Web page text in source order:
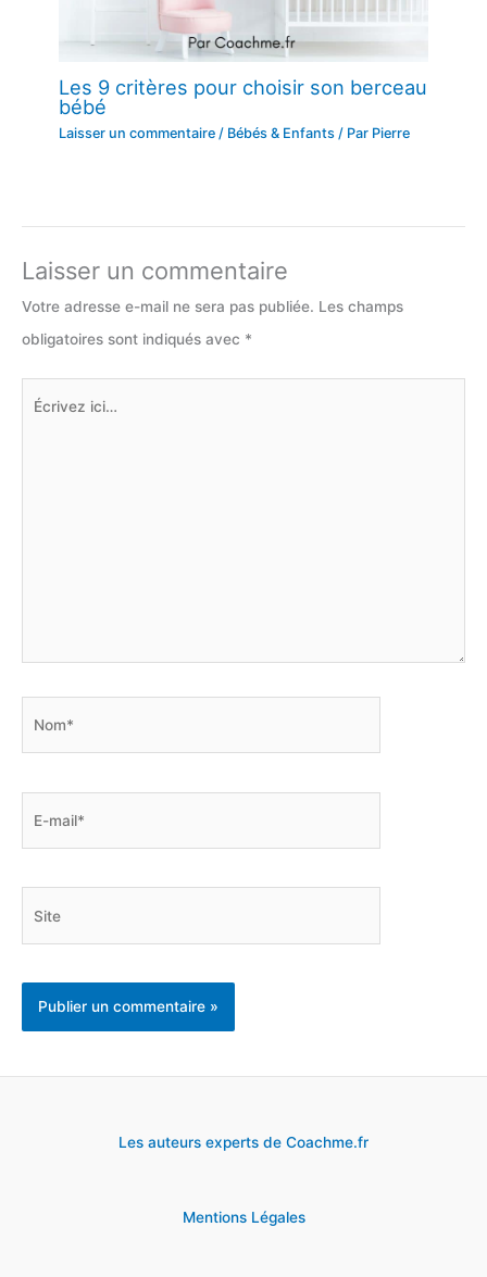
Les 9 critères pour choisir son berceau
bébé
Laisser un commentaire / Bébés & Enfants / Par Pierre
Laisser un commentaire
Votre adresse e-mail ne sera pas publiée. Les champs
obligatoires sont indiqués avec *
Les auteurs experts de Coachme.fr
Mentions Légales